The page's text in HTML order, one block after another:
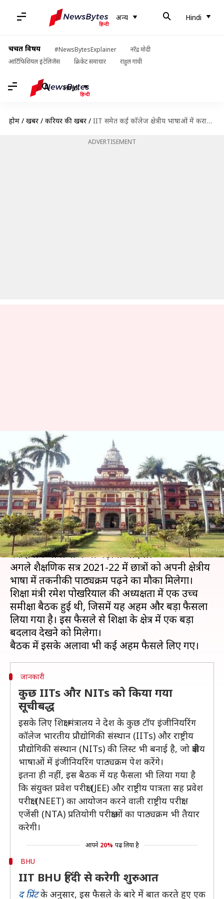
अन्य Hindi
चर्चित विषय #NewsBytesExplainer
नरेंद्र मोदी
आर्टिफिशियल इंटेलिजेंस
क्रिकेट समाचार राहुल गांधी
Hindi
होम / खबरें / करियर की खबरें / IIT समेत कई कॉलेज क्षेत्रीय भाषाओं में कराएंगे इंजीनियरिंग, IIT BHU हिंदी से करेगी शरुआत
ADVERTISEMENT
IIT समेत कई कॉलेज क्षेत्रीय भाषाओं
में कराएंगे इंजीनियरिंग, IIT BHU
हिंदी से करेगी शरुआत
लेखन मोना दीक्षित Nov 27, 2020 07:31 pm
क्या है खबर?
अब देश के इंजीनियरिंग सहित कई तकनीकी पाठयक्रमों
को क्षेत्रीय भाषाओं में भी पढ़ाया जाएगा।
अगले शैक्षणिक सत्र 2021-22 में छात्रों को अपनी क्षेत्रीय
भाषा में तकनीकी पाठ्यक्रम पढ़ने का मौका मिलेगा।
शिक्षा मंत्री रमेश पोखरियाल की अध्यक्षता में एक उच्च
समीक्षा बैठक हुई थी, जिसमें यह अहम और बड़ा फैसला
लिया गया है। इस फैसले से शिक्षा के क्षेत्र में एक बड़ा
बदलाव देखने को मिलेगा।
जानकारी
कुछ IITs और NITs को किया गया
सूचीबद्ध
इसके लिए शिक्षा मंत्रालय ने देश के कुछ टॉप इंजीनियरिंग
कॉलेज भारतीय प्रौद्योगिकी संस्थान (IITs) और राष्ट्रीय
प्रौद्योगिकी संस्थान (NITs) की लिस्ट भी बनाई है, जो क्षेत्रीय
भाषाओं में इंजीनियरिंग पाठ्यक्रम पेश करेंगे।
इतना ही नहीं, इस बैठक में यह फैसला भी लिया गया है
कि संयुक्त प्रवेश परीक्षा (JEE) और राष्ट्रीय पात्रता सह प्रवेश
परीक्षा (NEET) का आयोजन करने वाली राष्ट्रीय परीक्षा
एजेंसी (NTA) प्रतियोगी परीक्षाओं का पाठ्यक्रम भी तैयार
करेगी।
आपने 20% पढ़ लिया है
BHU
IIT BHU हिंदी से करेगी शुरुआत
द प्रिंटके अनुसार, इस फैसले के बारे में बात करते हुए एक